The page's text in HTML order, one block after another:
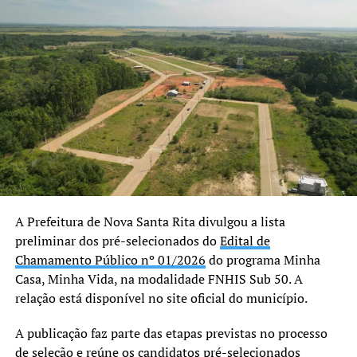
espaço preparado para
acolher nossas crianças e
adolescentes com
dignidade, respeito e
segurança. Cada ambiente
foi pensado para
proporcionar conforto e
contribuir para um
atendimento cada vez mais
humanizado, fortalecendo a
rede de proteção de Nova
Santa Rita”, declarou.
A secretária municipal de Desenvolvimento Social,
A Prefeitura de Nova Santa Rita divulgou a lista
preliminar dos pré-selecionados doEdital de
Chamamento Público nº 01/2026 do programa Minha
Casa, Minha Vida, na modalidade FNHIS Sub 50. A
relação está disponível no site oficial do município.
A publicação faz parte das etapas previstas no processo
de seleção e reúne os candidatos pré-selecionados